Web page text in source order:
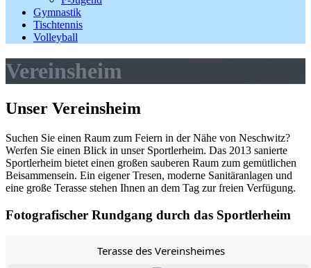
Gymnastik
Tischtennis
Volleyball
Vereinsheim
Unser Vereinsheim
Suchen Sie einen Raum zum Feiern in der Nähe von Neschwitz?
Werfen Sie einen Blick in unser Sportlerheim. Das 2013 sanierte
Sportlerheim bietet einen großen sauberen Raum zum gemütlichen
Beisammensein. Ein eigener Tresen, moderne Sanitäranlagen und
eine große Terasse stehen Ihnen an dem Tag zur freien Verfügung.
Fotografischer Rundgang durch das Sportlerheim
Terasse des Vereinsheimes